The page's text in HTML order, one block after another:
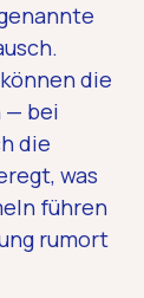
die
— bei
die
was
führen
rumort